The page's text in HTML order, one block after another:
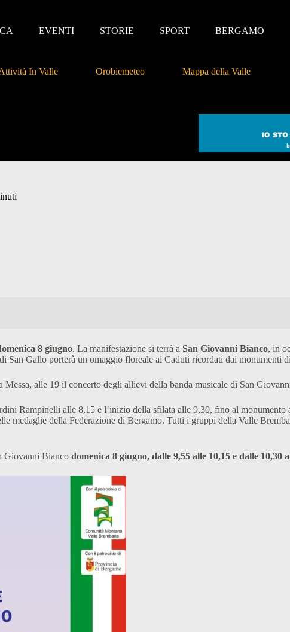
EVENTI STORIE SPORT BERGAMO
In Valle Orobiemeteo Mappa della Valle
8 giugno. La manifestazione si terrà a San Giovanni Bianco, in
San Gallo porterà un omaggio floreale ai Caduti ricordati dai monumenti
alle 19 il concerto degli allievi della banda musicale di San Giovanni
Rampinelli alle 8,15 e l’inizio della sfilata alle 9,30, fino al
medaglie della Federazione di Bergamo. Tutti i gruppi della Valle
Giovanni Bianco domenica 8 giugno, dalle 9,55 alle 10,15 e dalle 10,30